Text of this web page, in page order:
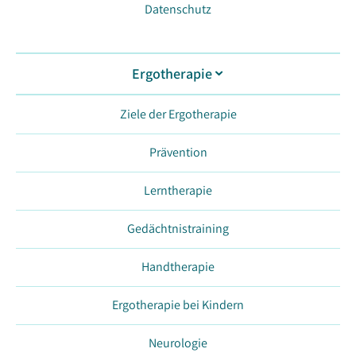
Ergotherapie
Ziele der Ergotherapie
Prävention
Lerntherapie
Gedächtnistraining
Handtherapie
Ergotherapie bei Kindern
Neurologie
Datenschutz